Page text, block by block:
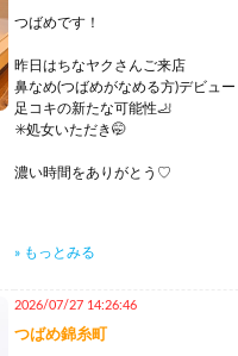
つばめです！
昨日はちなヤクさんご来店
鼻なめ(つばめがなめる方)デビュー
足コキの新たな可能性🦶
✳️処女いただき🤭
濃い時間をありがとう♡
今日も錦糸町22時までいます♪
新たな扉を開けたいお兄さま
エッチなおねーさんとあんなこと
» もっとみる
2026/07/27 14:26:46
つばめ錦糸町